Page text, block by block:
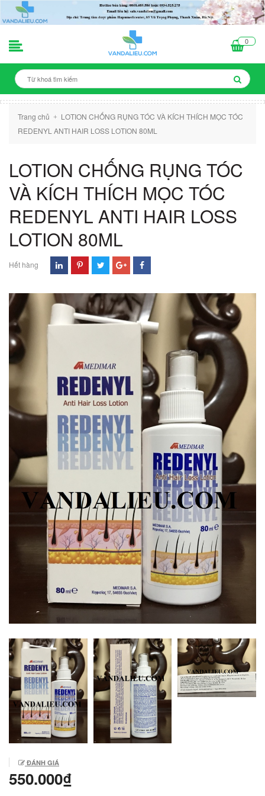
0
Trang chủ +
LOTION CHỐNG RỤNG TÓC VÀ KÍCH THÍCH MỌC TÓC
REDENYL ANTI HAIR LOSS LOTION 80ML
LOTION CHỐNG RỤNG TÓC
VÀ KÍCH THÍCH MỌC TÓC
REDENYL ANTI HAIR LOSS
LOTION 80ML
Hết hàng
ĐÁNH GIÁ
550.000₫